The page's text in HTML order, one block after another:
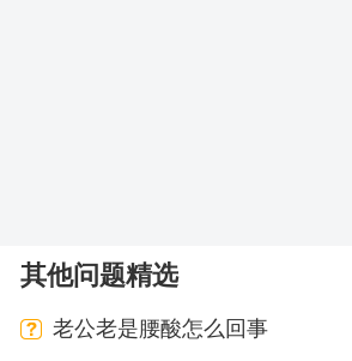
其他问题精选
老公老是腰酸怎么回事